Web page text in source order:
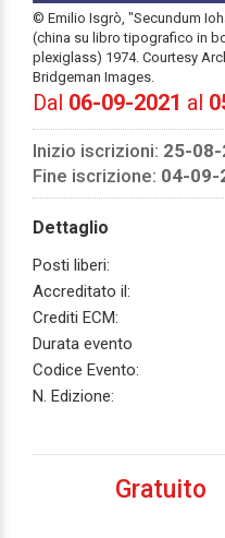
© Emilio Isgrò, "Secundum
(china su libro tipografico in
plexiglass) 1974. Courtesy
Bridgeman Images.
Dal 06-09-2021 al
Inizio iscrizioni: 25-08-
Fine iscrizione: 04-09-
Dettaglio
Posti liberi:
Accreditato il:
Crediti ECM:
Durata evento
Codice Evento:
N. Edizione:
Gratuito